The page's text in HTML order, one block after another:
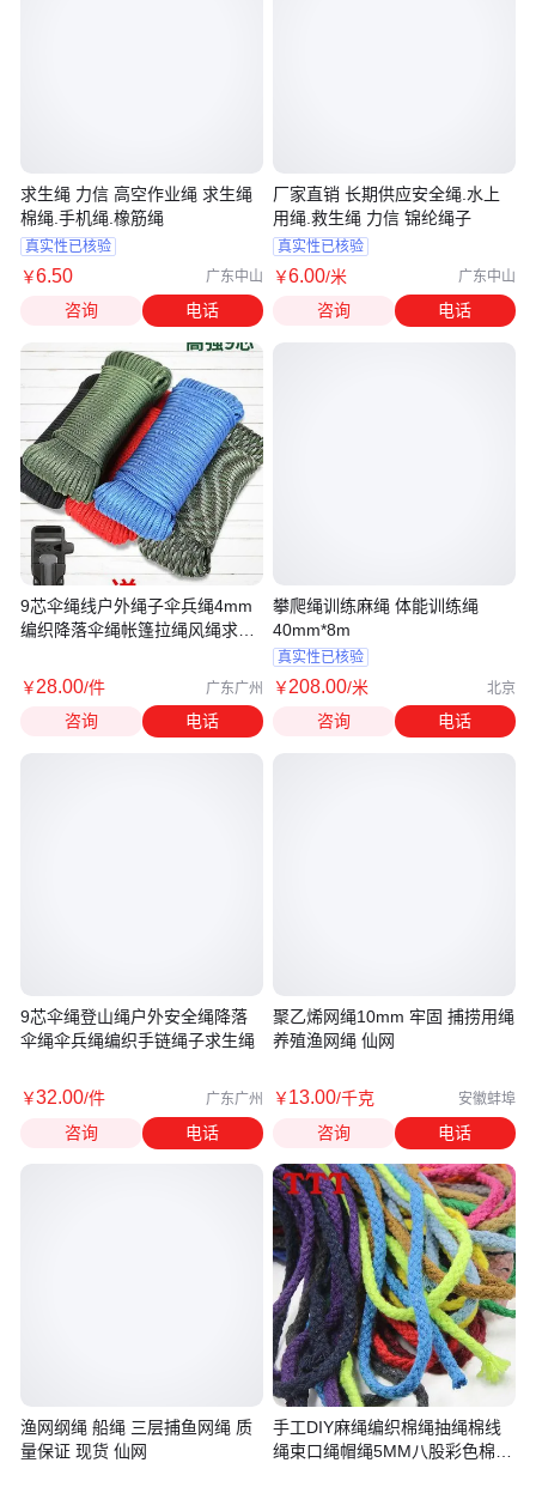
求生绳 力信 高空作业绳 求生绳
棉绳.手机绳.橡筋绳
真实性已核验
￥6.50 广东中山
咨询 电话
9芯伞绳线户外绳子伞兵绳4mm
编织降落伞绳帐篷拉绳风绳求生
￥28.00/件 广东广州
咨询 电话
9芯伞绳登山绳户外安全绳降落
伞绳伞兵绳编织手链绳子求生绳
￥32.00/件 广东广州
咨询 电话
渔网纲绳 船绳 三层捕鱼网绳 质
量保证 现货 仙网
厂家直销 长期供应安全绳.水上
用绳.救生绳 力信 锦纶绳子
真实性已核验
￥6.00/米 广东中山
咨询 电话
攀爬绳训练麻绳 体能训练绳
40mm*8m
真实性已核验
￥208.00/米 北京
咨询 电话
聚乙烯网绳10mm 牢固 捕捞用绳
养殖渔网绳 仙网
￥13.00/千克 安徽蚌埠
咨询 电话
手工DIY麻绳编织棉绳抽绳棉线
绳束口绳帽绳5MM八股彩色棉绳